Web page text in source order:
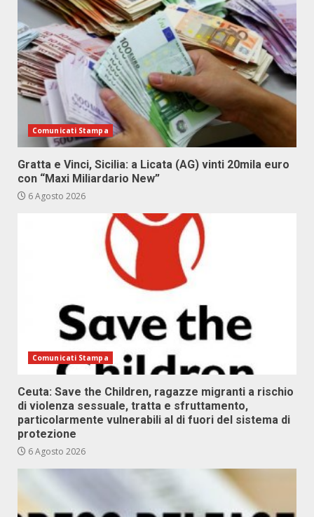
Comunicati Stampa
Gratta e Vinci, Sicilia: a Licata (AG) vinti 20mila euro
con “Maxi Miliardario New”
6 Agosto 2026
Comunicati Stampa
Ceuta: Save the Children, ragazze migranti a rischio
di violenza sessuale, tratta e sfruttamento,
particolarmente vulnerabili al di fuori del sistema di
protezione
6 Agosto 2026